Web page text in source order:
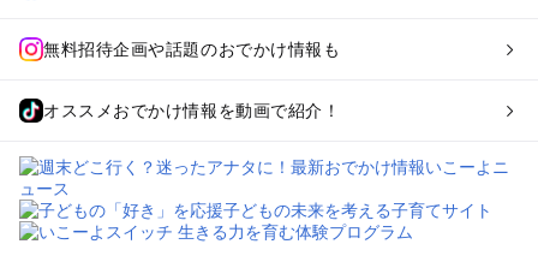
無料招待企画や話題のおでかけ情報も
オススメおでかけ情報を動画で紹介！